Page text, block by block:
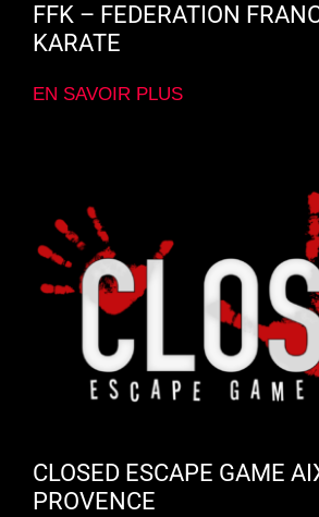
FFK – FEDERATION
KARATE
EN SAVOIR PLUS
CLOSED ESCAPE GAME
PROVENCE